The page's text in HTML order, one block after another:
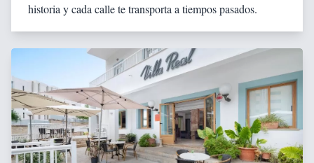
historia y cada calle te transporta a tiempos pasados.